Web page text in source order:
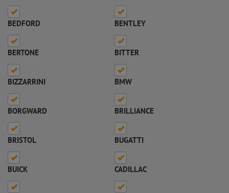
BEDFORD BENTLEY
BERTONE BITTER
BIZZARRINI BMW
BORGWARD BRILLIANCE
BRISTOL BUGATTI
BUICK CADILLAC